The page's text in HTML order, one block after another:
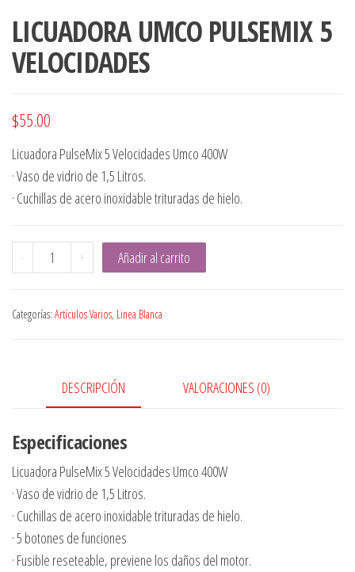
LICUADORA UMCO PULSEMIX 5
VELOCIDADES
$55.00
Licuadora PulseMix 5 Velocidades Umco 400W
· Vaso de vidrio de 1,5 Litros.
· Cuchillas de acero inoxidable trituradas de hielo.
-
LICUADORA
UMCO
5
+ Añadir al carrito
Categorías: Artículos Varios, Linea Blanca
DESCRIPCIÓN VALORACIONES (0)
Especificaciones
Licuadora PulseMix 5 Velocidades Umco 400W
· Vaso de vidrio de 1,5 Litros.
· Cuchillas de acero inoxidable trituradas de hielo.
· 5 botones de funciones
· Fusible reseteable, previene los daños del motor.